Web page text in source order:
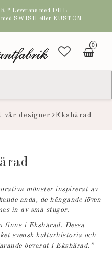
* Leverans med DHL
SWISH eller KUSTOM
0
vår designer Ekshärad
mönster inspirerat av
anda, de hängande löven
in av små stugor.
finns i Ekshärad. Dessa
svensk kulturhistoria och
bevarat i Ekshärad.”